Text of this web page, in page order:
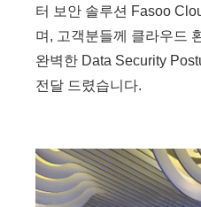
터 보안 솔루션 Fasoo
며, 고객분들께 클라우드
완벽한 Data Security
전달 드렸습니다.